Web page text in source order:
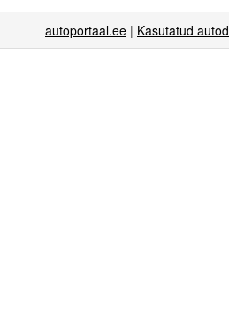
autoportaal.ee | Kasutatud autod